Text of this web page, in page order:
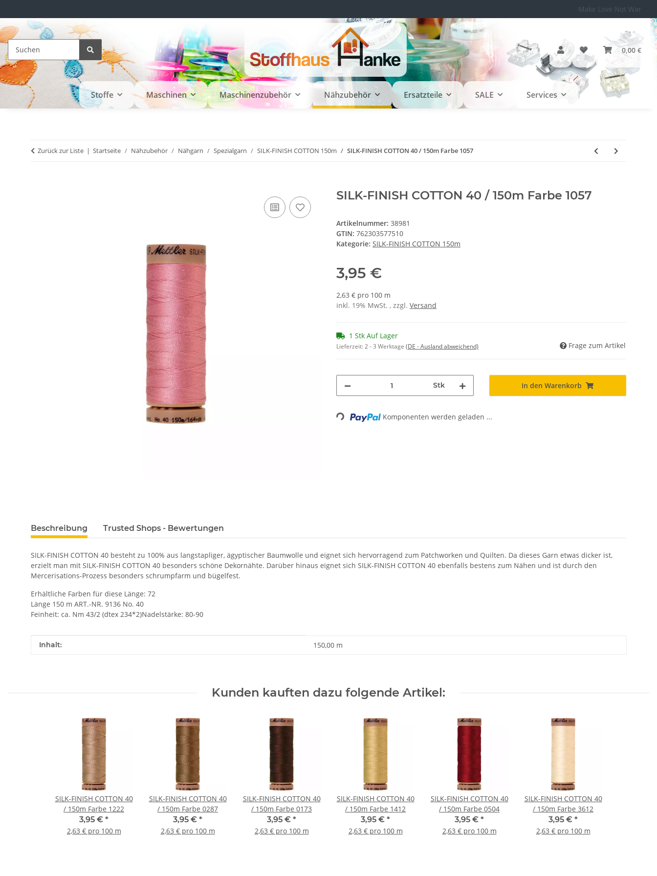
Make Love Not War
0,00 €
Stoffe Maschinen Maschinenzubehör Nähzubehör Ersatzteile SALE Services
Zurück zur Liste Startseite Nähzubehör Nähgarn Spezialgarn SILK-FINISH COTTON 150m SILK-FINISH COTTON 40 / 150m Farbe 1057
SILK-FINISH COTTON 40 / 150m Farbe 1057
Artikelnummer: 38981
GTIN: 762303577510
Kategorie: SILK-FINISH COTTON 150m
3,95 €
2,63 € pro 100 m
inkl. 19% MwSt. , zzgl. Versand
1 Stk Auf Lager
Lieferzeit:2 - 3 Werktage (DE - Ausland abweichend) Frage zum Artikel
Stk In den Warenkorb
Loading... Komponenten werden geladen ...
Beschreibung Trusted Shops - Bewertungen
SILK-FINISH COTTON 40 besteht zu 100% aus langstapliger, ägyptischer Baumwolle und eignet sich hervorragend zum Patchworken und Quilten. Da dieses Garn etwas dicker ist,
erzielt man mit SILK-FINISH COTTON 40 besonders schöne Dekornähte. Darüber hinaus eignet sich SILK-FINISH COTTON 40 ebenfalls bestens zum Nähen und ist durch den
Mercerisations-Prozess besonders schrumpfarm und bügelfest.
Erhältliche Farben für diese Länge: 72
Länge 150 m ART.-NR. 9136 No. 40
Feinheit: ca. Nm 43/2 (dtex 234*2)Nadelstärke: 80-90
Produkteigenschaft
Wert
Inhalt: 150,00 m
Kunden kauften dazu folgende Artikel:
SILK-FINISH COTTON 40
/ 150m Farbe 1222
3,95 € *
2,63 € pro 100 m
SILK-FINISH COTTON 40
/ 150m Farbe 0287
3,95 € *
2,63 € pro 100 m
SILK-FINISH COTTON 40
/ 150m Farbe 0173
3,95 € *
2,63 € pro 100 m
SILK-FINISH COTTON 40
/ 150m Farbe 1412
3,95 € *
2,63 € pro 100 m
SILK-FINISH COTTON 40
/ 150m Farbe 0504
3,95 € *
2,63 € pro 100 m
SILK-FINISH COTTON 40
/ 150m Farbe 3612
3,95 € *
2,63 € pro 100 m